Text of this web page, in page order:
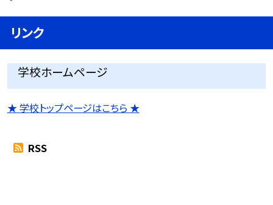
リンク
学校ホームページ
★ 学校トップページはこちら ★
RSS